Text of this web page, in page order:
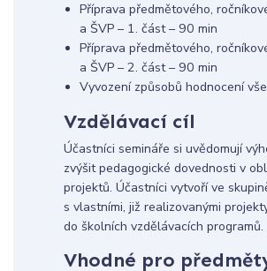
Příprava předmětového,
a ŠVP – 1. část – 90 min
Příprava předmětového,
a ŠVP – 2. část – 90 min
Vyvození způsobů hodnocení
Vzdělávací cíl
Účastníci semináře si uvědomují
zvýšit pedagogické dovednosti v
projektů. Účastníci vytvoří ve
s vlastními, již realizovanými
do školních vzdělávacích programů.
Vhodné pro